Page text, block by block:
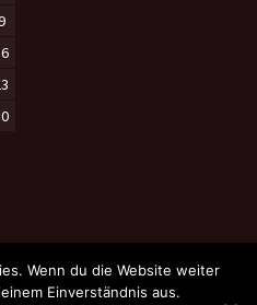
Wenn du die Website weiter
Einverständnis aus.